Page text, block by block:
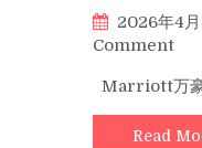
分
加
2026年4
Commenton
万
豪
买
Marriott万
Read